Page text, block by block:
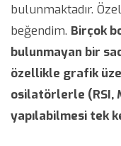
bulunmaktadır.
beğendim. Birçok
bulunmayan bir
özellikle grafik
osilatörlerle (RSI,
yapılabilmesi tek